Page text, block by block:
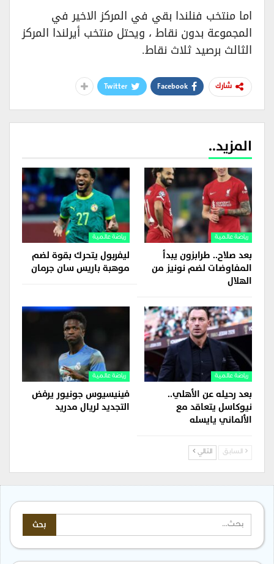
اما منتخب فنلندا بقي في المركز الاخير في
المجموعة بدون نقاط ، ويحتل منتخب أيرلندا المركز
الثالث برصيد ثلاث نقاط.
شارك Facebook
Twitter
المزيد..
رياضة عالمية
بعد صلاح.. طرابزون يبدأ
المفاوضات لضم نونيز من
الهلال
رياضة عالمية
ليفربول يتحرك بقوة لضم
موهبة باريس سان جرمان
رياضة عالمية
بعد رحيله عن الأهلي..
نيوكاسل يتعاقد مع
الألماني يايسله
رياضة عالمية
فينيسيوس جونيور يرفض
التجديد لريال مدريد
السابق التالي